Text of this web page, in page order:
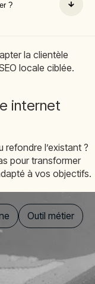
?
la clientèle
locale ciblée.
internet
l’existant ?
pour transformer
à vos objectifs.
Outil métier